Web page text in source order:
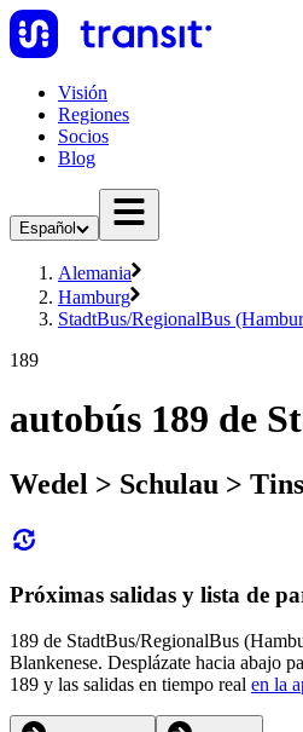
Visión
Regiones
Socios
Blog
Español
Alemania
Hamburg
StadtBus/RegionalBus
189
autobús 189 de
Wedel > Schulau >
Próximas salidas y lista de
189 de StadtBus/RegionalBus
Blankenese. Desplázate hacia abajo
189 y las salidas en tiempo real en la